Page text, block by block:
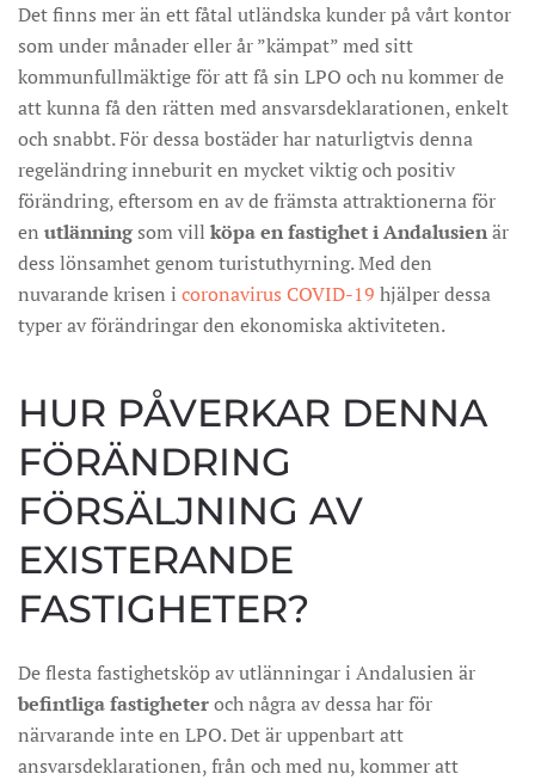
Det finns mer än ett fåtal utländska kunder på vårt kontor
som under månader eller år ”kämpat” med sitt
kommunfullmäktige för att få sin LPO och nu kommer de
att kunna få den rätten med ansvarsdeklarationen, enkelt
och snabbt. För dessa bostäder har naturligtvis denna
regeländring inneburit en mycket viktig och positiv
förändring, eftersom en av de främsta attraktionerna för
en utlänningsom vill köpa en fastighet i Andalusienär
dess lönsamhet genom turistuthyrning. Med den
nuvarande krisen i coronavirus COVID-19 hjälper dessa
typer av förändringar den ekonomiska aktiviteten.
HUR PÅVERKAR DENNA
FÖRÄNDRING
FÖRSÄLJNING AV
EXISTERANDE
FASTIGHETER?
De flesta fastighetsköp av utlänningar i Andalusien är
befintligafastigheteroch några av dessa har för
närvarande inte en LPO. Det är uppenbart att
ansvarsdeklarationen, från och med nu, kommer att